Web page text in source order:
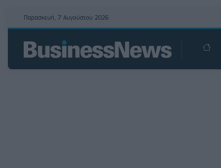
Παρασκευή, 7 Αυγούστου 2026